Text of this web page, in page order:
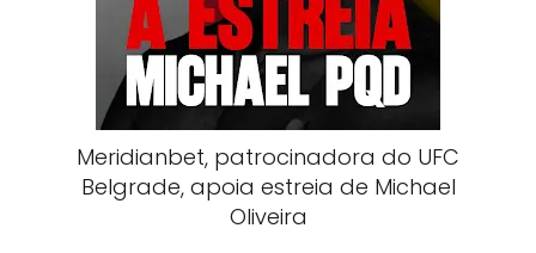
Meridianbet, patrocinadora do UFC
Belgrade, apoia estreia de Michael
Oliveira